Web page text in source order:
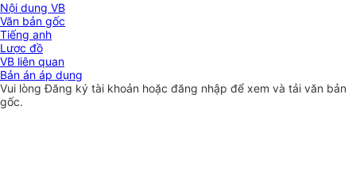
Nội dung VB
Văn bản gốc
Tiếng anh
Lược đồ
VB liên quan
Bản án áp dụng
Vui lòngĐăng ký tài khoản hoặc đăng nhập để xem và tải văn bản
gốc.